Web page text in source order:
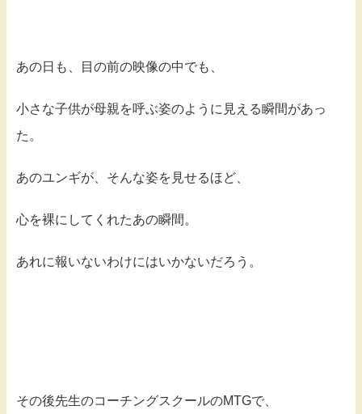
あの日も、目の前の映像の中でも、
小さな子供が母親を呼ぶ姿のように見える瞬間があっ
た。
あのユンギが、そんな姿を見せるほど、
心を裸にしてくれたあの瞬間。
あれに報いないわけにはいかないだろう。
その後先生のコーチングスクールのMTGで、